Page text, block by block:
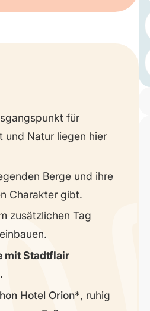
für
und Natur liegen hier
Berge und ihre
Charakter gibt.
zusätzlichen Tag
mit Stadtflair
Hotel Orion , ruhig